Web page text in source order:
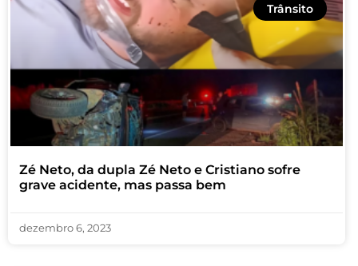
Trânsito
Zé Neto, da dupla Zé Neto e Cristiano sofre
grave acidente, mas passa bem
dezembro 6, 2023